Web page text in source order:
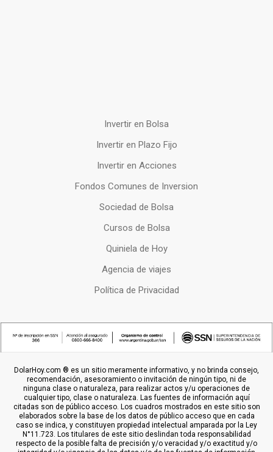
Invertir en Bolsa
Invertir en Plazo Fijo
Invertir en Acciones
Fondos Comunes de Inversion
Sociedad de Bolsa
Cursos de Bolsa
Quiniela de Hoy
Agencia de viajes
Política de Privacidad
DolarHoy.com ® es un sitio meramente informativo, y no brinda consejo,
recomendación, asesoramiento o invitación de ningún tipo, ni de
ninguna clase o naturaleza, para realizar actos y/u operaciones de
cualquier tipo, clase o naturaleza. Las fuentes de información aquí
citadas son de público acceso. Los cuadros mostrados en este sitio son
elaborados sobre la base de los datos de público acceso que en cada
caso se indica, y constituyen propiedad intelectual amparada por la Ley
N°11.723. Los titulares de este sitio deslindan toda responsabilidad
respecto de la posible falta de precisión y/o veracidad y/o exactitud y/o